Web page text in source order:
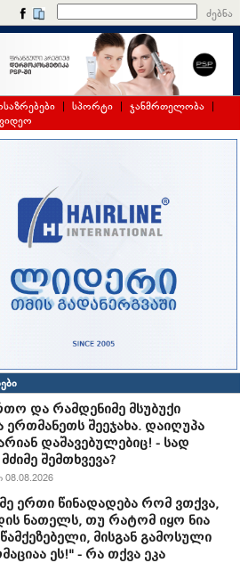
ძებნა
| სპორტი | ჯანმრთელობა |
და რამდენიმე მსუბუქი
ერთმანეთს შეეჯახა. დაიღუპა
დაშავებულებიც! - სად
შემთხვევა?
08.08.2026
ერთი წინადადება რომ ვთქვა,
ნათელს, თუ რატომ იყო ნია
წამქეზებელი, მისგან გამოსული
ეს!" - რა თქვა ეკა